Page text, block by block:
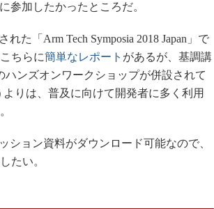
参加したかったところだ。
た「Arm Tech Symposia 2018 Japan」で
ちらに簡単なレポート があるが、基調講
ンズオンワークショップが併設されて
りは、普及に向けて開発者に多く利用
ション資料がダウンロード可能なので、
たい。